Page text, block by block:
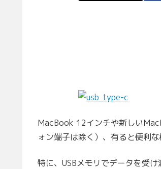
MacBook 12インチや新しい
ォン端子は除く）、有ると便利な
特に、USBメモリでデータを受